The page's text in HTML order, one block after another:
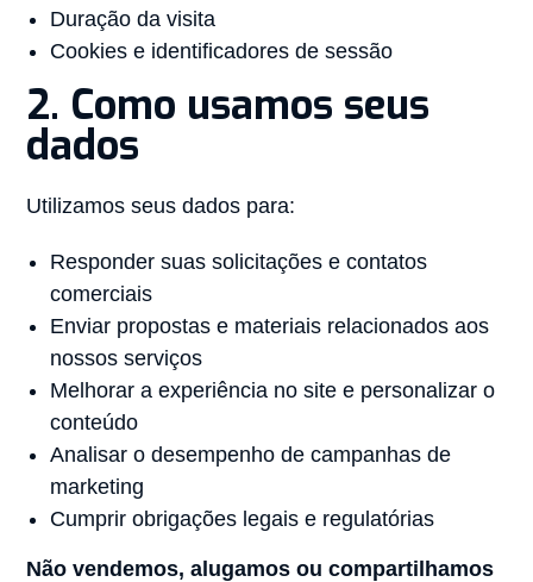
Duração da visita
Cookies e identificadores de sessão
2. Como usamos seus
dados
Utilizamos seus dados para:
Responder suas solicitações e contatos
comerciais
Enviar propostas e materiais relacionados aos
nossos serviços
Melhorar a experiência no site e personalizar o
conteúdo
Analisar o desempenho de campanhas de
marketing
Cumprir obrigações legais e regulatórias
Não vendemos, alugamos ou compartilhamos